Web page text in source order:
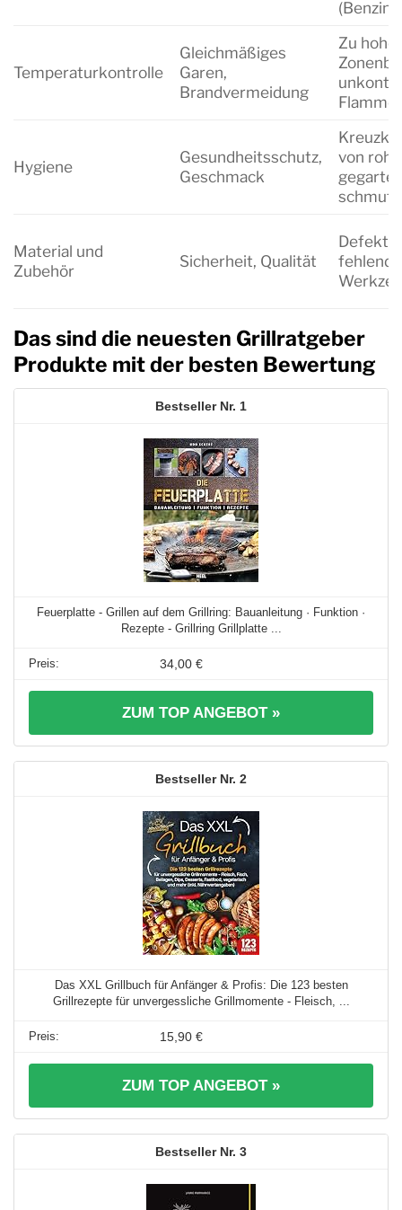
(Benzin,
Temperaturkontrolle
Gleichmäßiges
Garen,
Brandvermeidung
Zu hohe
Hygiene
Gesundheitsschutz,
Geschmack
von
Material und
Zubehör
Sicherheit, Qualität
Defekte
Das sind die neuesten Grillratgeber
Produkte mit der besten Bewertung
1
Feuerplatte - Grillen auf dem Grillring: Bauanleitung · Funktion ·
Rezepte - Grillring Grillplatte ...
34,00 €
ZUM TOP ANGEBOT »
2
Das XXL Grillbuch für Anfänger & Profis: Die 123 besten
Grillrezepte für unvergessliche Grillmomente - Fleisch, ...
15,90 €
ZUM TOP ANGEBOT »
3